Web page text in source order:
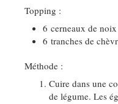
Topping :
6 cerneaux de noix
6 tranches de
Méthode :
Cuire dans une
de légume. Les